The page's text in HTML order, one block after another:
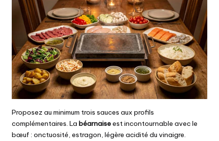
Proposez au minimum trois sauces aux profils
complémentaires. La béarnaiseest incontournable avec le
bœuf : onctuosité, estragon, légère acidité du vinaigre.